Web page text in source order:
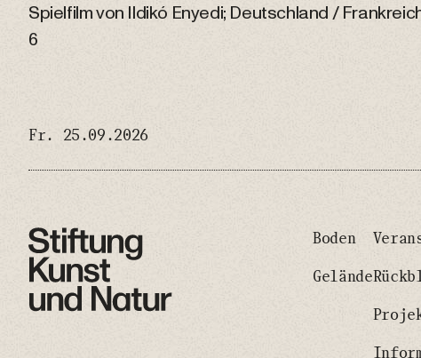
Spielfilm von Ildikó Enyedi; Deutschland /
6
Fr. 25.09.2026
Boden
Gelände